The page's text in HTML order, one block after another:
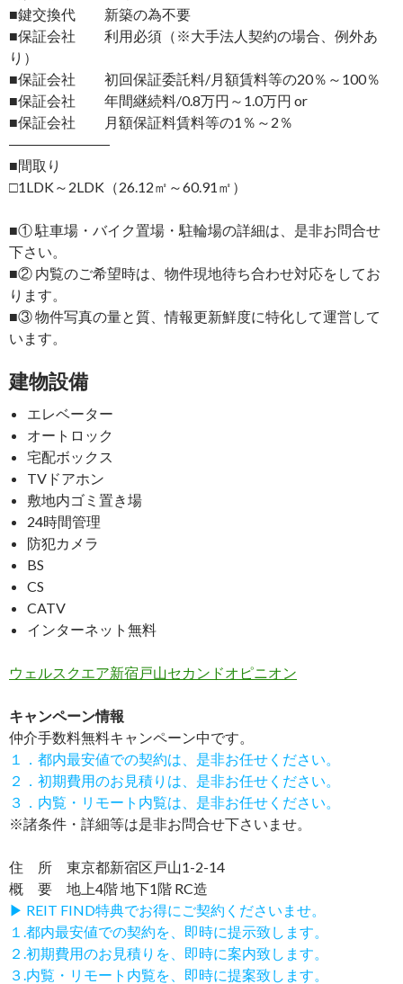
■鍵交換代 新築の為不要
■保証会社 利用必須（※大手法人契約の場合、例外あ
り）
■保証会社 初回保証委託料/月額賃料等の20％～100％
■保証会社 年間継続料/0.8万円～1.0万円 or
■保証会社 月額保証料賃料等の1％～2％
―――――――
■間取り
□1LDK～2LDK（26.12㎡～60.91㎡）
■① 駐車場・バイク置場・駐輪場の詳細は、是非お問合せ
下さい。
■② 内覧のご希望時は、物件現地待ち合わせ対応をしてお
ります。
■③ 物件写真の量と質、情報更新鮮度に特化して運営して
います。
建物設備
エレベーター
オートロック
宅配ボックス
TVドアホン
敷地内ゴミ置き場
24時間管理
防犯カメラ
BS
CS
CATV
インターネット無料
ウェルスクエア新宿戸山セカンドオピニオン
キャンペーン情報
仲介手数料無料キャンペーン中です。
１．都内最安値での契約は、是非お任せください。
２．初期費用のお見積りは、是非お任せください。
３．内覧・リモート内覧は、是非お任せください。
※諸条件・詳細等は是非お問合せ下さいませ。
住 所 東京都新宿区戸山1-2-14
概 要 地上4階 地下1階 RC造
▶ REIT FIND特典でお得にご契約くださいませ。
１.都内最安値での契約を、即時に提示致します。
２.初期費用のお見積りを、即時に案内致します。
３.内覧・リモート内覧を、即時に提案致します。